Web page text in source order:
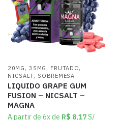
20MG ,35MG , FRUTADO,
NICSALT, SOBREMESA
LIQUIDO GRAPE GUM
FUSION – NICSALT –
MAGNA
A partir de 6x de R$ 8,17S/